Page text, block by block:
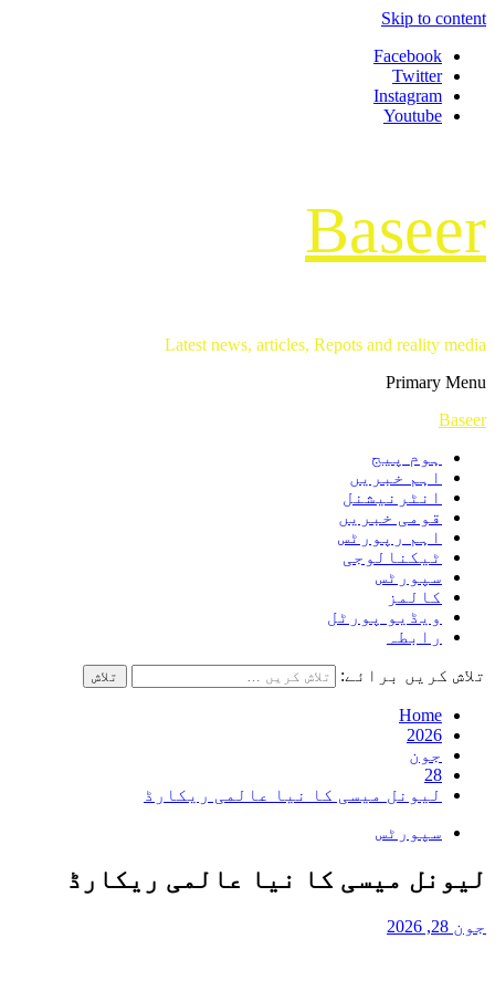
Skip to content
Facebook
Twitter
Instagram
Youtube
Baseer
Latest news, articles, Repots and reality media
Primary Menu
Baseer
ہوم پیج
اہم خبریں
انٹرنیشنل
قومی خبریں
اہم رپورٹس
ٹیکنالوجی
سپورٹس
کالمز
ویڈیو پورٹل
رابطہ
تلاش کریں برائے:
Home
2026
جون
28
لیونل میسی کا نیا عالمی ریکارڈ
سپورٹس
لیونل میسی کا نیا عالمی ریکارڈ
جون 28, 2026